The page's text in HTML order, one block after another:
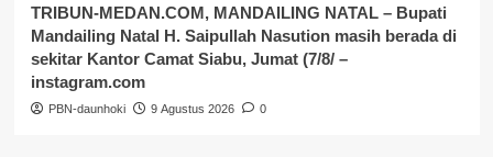
TRIBUN-MEDAN.COM, MANDAILING NATAL – Bupati
Mandailing Natal H. Saipullah Nasution masih berada di
sekitar Kantor Camat Siabu, Jumat (7/8/ –
instagram.com
PBN-daunhoki 9 Agustus 2026 0